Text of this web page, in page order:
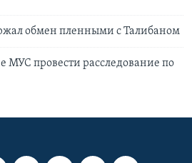
обмен пленными с Талибаном
МУС провести расследование по